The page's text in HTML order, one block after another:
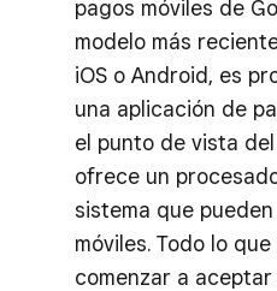
pagos móviles de
modelo más
iOS o Android, es
una aplicación de
el punto de vista
ofrece un
sistema que
móviles. Todo lo
comenzar a aceptar